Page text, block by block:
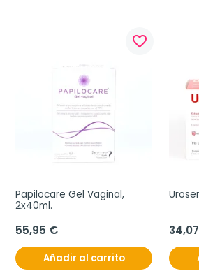
favorite_border
Papilocare Gel Vaginal,
2x40ml.
55,95 €
Añadir al carrito